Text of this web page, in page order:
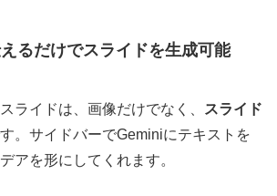
るだけでスライドを生成可能
ライドは、画像だけでなく、
スライド
。サイドバーでGeminiにテキストを
アを形にしてくれます。